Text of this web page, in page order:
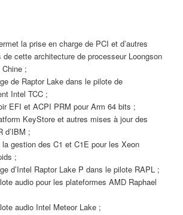
la prise en charge de PCI et d’autres
de cette architecture de processeur Loongson
;
de Raptor Lake dans le pilote de
Intel TCC ;
EFI et ACPI PRM pour Arm 64 bits ;
KeyStore et autres mises à jour des
d’IBM ;
gestion des C1 et C1E pour les Xeon
;
d’Intel Raptor Lake P dans le pilote RAPL ;
audio pour les plateformes AMD Raphael
audio Intel Meteor Lake ;